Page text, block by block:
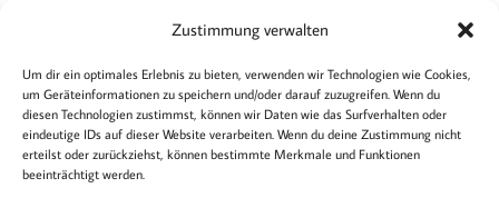
Zustimmung verwalten
Um dir ein optimales Erlebnis zu bieten, verwenden wir Technologien wie Cookies,
um Geräteinformationen zu speichern und/oder darauf zuzugreifen. Wenn du
diesen Technologien zustimmst, können wir Daten wie das Surfverhalten oder
eindeutige IDs auf dieser Website verarbeiten. Wenn du deine Zustimmung nicht
erteilst oder zurückziehst, können bestimmte Merkmale und Funktionen
beeinträchtigt werden.
Rezeptbuch
DETAILS
Rechtliches